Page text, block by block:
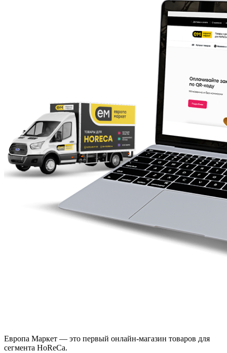
Европа Маркет — это первый онлайн-магазин товаров для
сегмента HoReCa.